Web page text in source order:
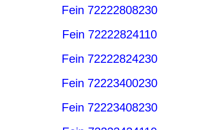
Fein 72222808230
Fein 72222824110
Fein 72222824230
Fein 72223400230
Fein 72223408230